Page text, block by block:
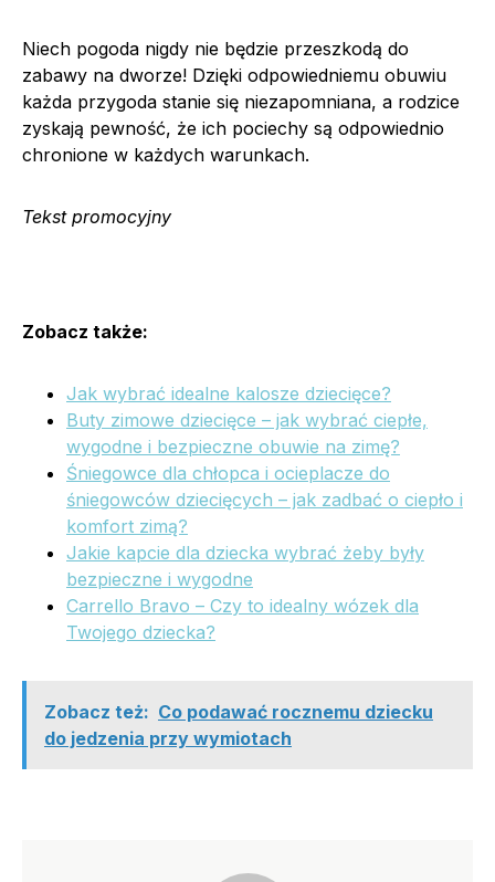
Niech pogoda nigdy nie będzie przeszkodą do
zabawy na dworze! Dzięki odpowiedniemu obuwiu
każda przygoda stanie się niezapomniana, a rodzice
zyskają pewność, że ich pociechy są odpowiednio
chronione w każdych warunkach.
Tekst promocyjny
Zobacz także:
Jak wybrać idealne kalosze dziecięce?
Buty zimowe dziecięce – jak wybrać ciepłe,
wygodne i bezpieczne obuwie na zimę?
Śniegowce dla chłopca i ocieplacze do
śniegowców dziecięcych – jak zadbać o ciepło i
komfort zimą?
Jakie kapcie dla dziecka wybrać żeby były
bezpieczne i wygodne
Carrello Bravo – Czy to idealny wózek dla
Twojego dziecka?
Zobacz też: Co podawać rocznemu dziecku
do jedzenia przy wymiotach